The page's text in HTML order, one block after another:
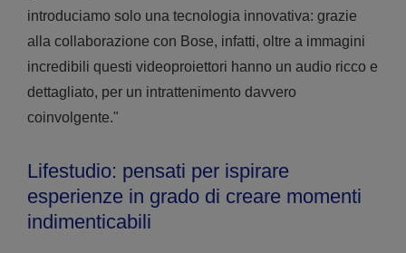
introduciamo solo una tecnologia innovativa: grazie
alla collaborazione con Bose, infatti, oltre a immagini
incredibili questi videoproiettori hanno un audio ricco e
dettagliato, per un intrattenimento davvero
coinvolgente."
Lifestudio: pensati per ispirare
esperienze in grado di creare momenti
indimenticabili